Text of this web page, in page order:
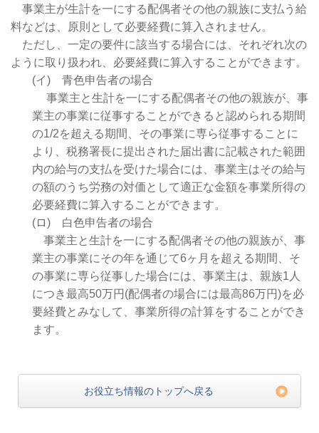
事業主が生計を一にする配偶者その他の親族に支払う給
料などは、原則として必要経費に算入されません。
ただし、一定の要件に該当する場合には、それぞれ次の
ように取り扱われ、必要経費に算入することができます。
(イ) 青色申告者の場合
事業主と生計を一にする配偶者その他の親族が、事
業主の事業に従事することができると認められる期間
の1/2を超える期間、その事業に専ら従事することに
より、税務署長に提出された届出書に記載された範囲
内の給与の支払を受けた場合には、事業主はその給与
の額のうち労務の対価として適正な金額を事業所得の
必要経費に算入することができます。
(ロ) 白色申告者の場合
事業主と生計を一にする配偶者その他の親族が、事
業主の事業にその年を通じて6ヶ月を超える期間、そ
の事業に専ら従事した場合には、事業主は、親族1人
につき最高50万円(配偶者の場合には最高86万円)を必
要経費とみなして、事業所得の計算をすることができ
ます。
お役立ち情報のトップへ戻る